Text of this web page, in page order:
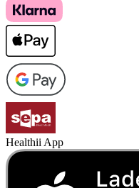
Healthii App